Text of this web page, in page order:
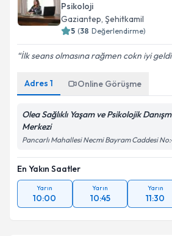
Psikoloji
Gaziantep, Şehitkamil
5 (38 Değerlendirme)
İlk seans olmasına rağmen cokn iyi geldi
Adres 1 Online Görüşme
Olea Sağlıklı Yaşam ve Psikolojik
Merkezi
Pancarlı Mahallesi Necmi Bayram Caddesi
En Yakın Saatler
Yarın
10:00
Yarın
10:45
Yarın
11:30